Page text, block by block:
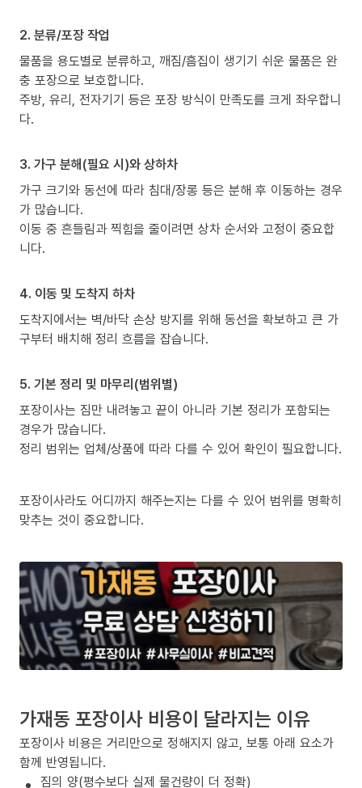
2. 분류/포장 작업
물품을 용도별로 분류하고, 깨짐/흠집이 생기기 쉬운 물품은 완
충 포장으로 보호합니다.
주방, 유리, 전자기기 등은 포장 방식이 만족도를 크게 좌우합니
다.
3. 가구 분해(필요 시)와 상하차
가구 크기와 동선에 따라 침대/장롱 등은 분해 후 이동하는 경우
가 많습니다.
이동 중 흔들림과 찍힘을 줄이려면 상차 순서와 고정이 중요합
니다.
4. 이동 및 도착지 하차
도착지에서는 벽/바닥 손상 방지를 위해 동선을 확보하고 큰 가
구부터 배치해 정리 흐름을 잡습니다.
5. 기본 정리 및 마무리(범위별)
포장이사는 짐만 내려놓고 끝이 아니라 기본 정리가 포함되는
경우가 많습니다.
정리 범위는 업체/상품에 따라 다를 수 있어 확인이 필요합니다.
포장이사라도 어디까지 해주는지는 다를 수 있어 범위를 명확히
맞추는 것이 중요합니다.
가재동 포장이사 비용이 달라지는 이유
포장이사 비용은 거리만으로 정해지지 않고, 보통 아래 요소가
함께 반영됩니다.
짐의 양(평수보다 실제 물건량이 더 정확)